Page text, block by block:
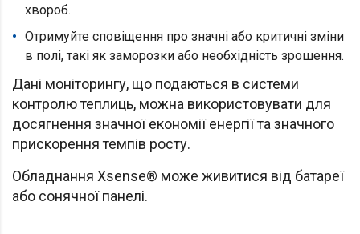
хвороб.
Отримуйте сповіщення про значні або критичні зміни
в полі, такі як заморозки або необхідність зрошення.
Дані моніторингу, що подаються в системи
контролю теплиць, можна використовувати для
досягнення значної економії енергії та значного
прискорення темпів росту.
Обладнання Xsense® може живитися від батареї
або сонячної панелі.